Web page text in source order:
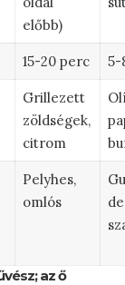
előbb)
15-20 perc 5-
Grillezett
zöldségek,
citrom
Pelyhes,
omlós
az ő